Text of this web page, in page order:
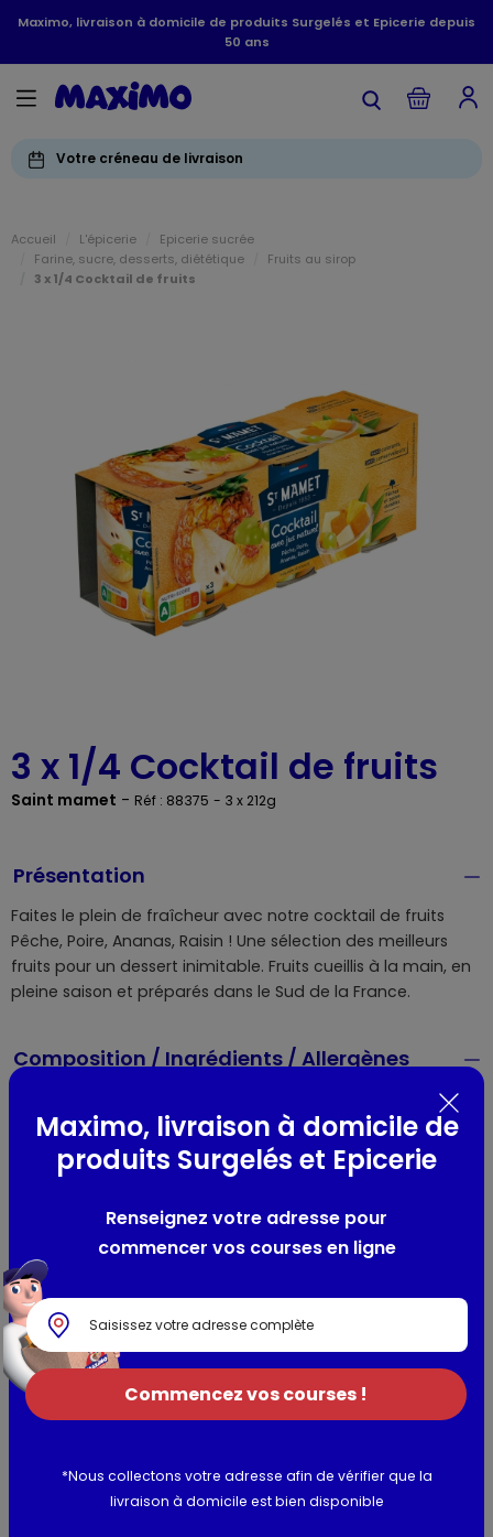
Maximo, livraison à domicile de produits Surgelés et Epicerie depuis
50 ans
Votre créneau de livraison
Accueil L'épicerie
Epicerie sucrée
Farine, sucre, desserts, diététique
Fruits au sirop
3 x 1/4 Cocktail de fruits
3 x 1/4 Cocktail de fruits
Saint mamet - Réf : 88375 - 3 x 212g
Présentation
Faites le plein de fraîcheur avec notre cocktail de fruits
Pêche, Poire, Ananas, Raisin ! Une sélection des meilleurs
fruits pour un dessert inimitable. Fruits cueillis à la main, en
pleine saison et préparés dans le Sud de la France.
Utilisation et conservation
Composition / Ingrédients / Allergènes
Pêches et poires en cubes (avec leur jus d'origine naturelle
2%*), segments d'ananas, raisins, eau, sucre, acidifiant :
acide citrique, arôme naturel.
*Sur une base de 100% de pêches et poires.
Valeurs nutritionnelles
Informations complémentaires
Maximo, livraison à domicile de
produits Surgelés et Epicerie
Renseignez votre adresse pour
commencer vos courses en ligne
Commencez vos courses !
*Nous collectons votre adresse afin de vérifier que la
livraison à domicile est bien disponible